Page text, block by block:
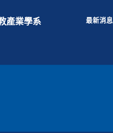
產業學系 最新消息